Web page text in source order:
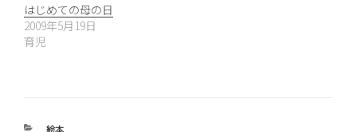
はじめての母の日
2009年5月19日
育児
カ
絵本